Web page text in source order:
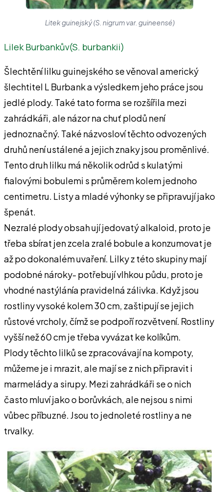
Litek guinejský (S. nigrum var. guineensé)
Lilek Burbankův(S. burbankii)
Šlechtění lilku guinejského se věnoval americký
šlechtitel L Burbank a výsledkem jeho práce jsou
jedlé plody. Také tato forma se rozšířila mezi
zahrádkáři, ale názor na chuť plodů není
jednoznačný. Také názvosloví těchto odvozených
druhů není ustálené a jejich znaky jsou proměnlivé.
Tento druh lilku má několik odrůd s kulatými
fialovými bobulemi s průměrem kolem jednoho
centimetru. Listy a mladé výhonky se připravují jako
špenát.
Nezralé plody obsah ují jedovatý alkaloid, proto je
třeba sbírat jen zcela zralé bobule a konzumovat je
až po dokonalém uvaření. Lilky z této skupiny mají
podobné nároky- potřebují vlhkou půdu, proto je
vhodné nastýlánía pravidelná zálivka. Když jsou
rostliny vysoké kolem 30 cm, zaštipují se jejich
růstové vrcholy, čímž se podpoří rozvětvení. Rostliny
vyšší než 60 cm je třeba vyvázat ke kolíkům.
Plody těchto lilků se zpracovávají na kompoty,
můžeme je i mrazit, ale mají se z nich připravit i
marmelády a sirupy. Mezi zahrádkáři se o nich
často mluví jako o borůvkách, ale nejsou s nimi
vůbec příbuzné. Jsou to jednoleté rostliny a ne
trvalky.